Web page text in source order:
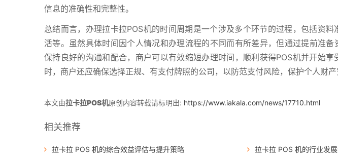
信息的准确性和完整性。
总结而言，办理拉卡拉POS机的时间周期是一个涉及多个环节的过程，包括资
活等。虽然具体时间因个人情况和办理流程的不同而有所差异，但通过提前准
保持良好的沟通和配合，商户可以有效缩短办理时间，顺利获得POS机并开始
时，商户还应确保选择正规、有支付牌照的公司，以防范支付风险，保护个人财产
本文由拉卡拉POS机原创内容转载请标明出: https://www.iakala.com/news/17710.html
相关推荐
拉卡拉 POS 机的综合效益评估与提升策略
拉卡拉 POS 机的行业发